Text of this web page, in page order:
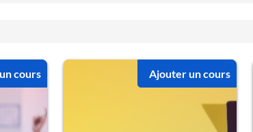
cours Ajouter un cours